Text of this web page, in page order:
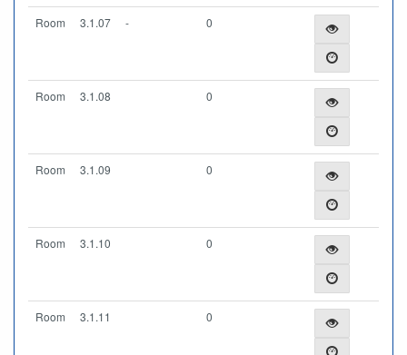
Room 3.1.07 - 0
Room 3.1.08 0
Room 3.1.09 0
Room 3.1.10 0
Room 3.1.11 0